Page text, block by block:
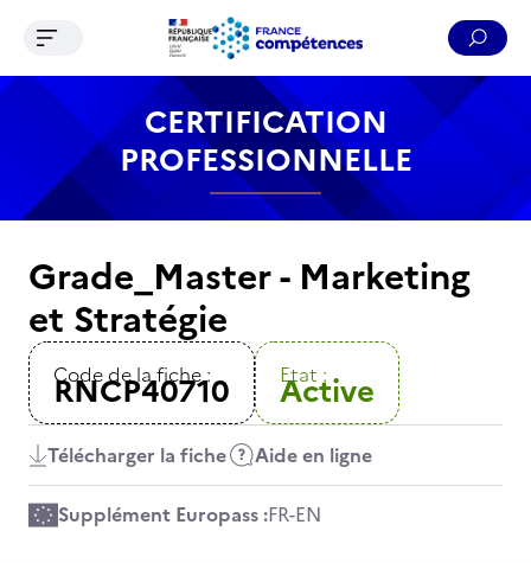
Contenu Recherche Menu Pied de page
Ouvrir le menu de navigation
CERTIFICATION
PROFESSIONNELLE
Grade_Master - Marketing
et Stratégie
Code de la fiche :
RNCP40710 Etat :
Active
Télécharger la fiche Aide en ligne
Supplément Europass :FR-EN